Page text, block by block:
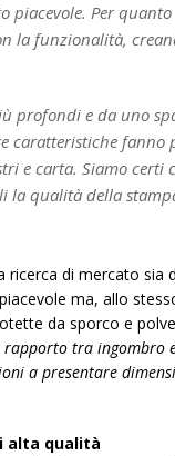
piacevole. Per quanto
la funzionalità,
profondi e da uno
caratteristiche fanno
e carta. Siamo certi
la qualità della
ricerca di mercato sia
ma, allo
da sporco e
tra ingombro
a presentare
alta qualità